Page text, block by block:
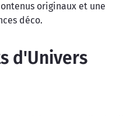
originaux et une
déco.
d'Univers